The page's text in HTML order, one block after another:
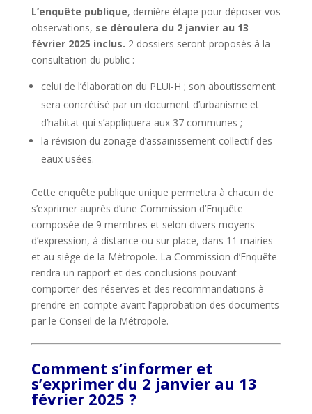
L’enquête publique, dernière étape pour déposer vos
observations, se déroulera du 2 janvier au 13
février 2025 inclus. 2 dossiers seront proposés à la
consultation du public :
celui de l’élaboration du PLUi-H ; son aboutissement
sera concrétisé par un document d’urbanisme et
d’habitat qui s’appliquera aux 37 communes ;
la révision du zonage d’assainissement collectif des
eaux usées.
Cette enquête publique unique permettra à chacun de
s’exprimer auprès d’une Commission d’Enquête
composée de 9 membres et selon divers moyens
d’expression, à distance ou sur place, dans 11 mairies
et au siège de la Métropole. La Commission d’Enquête
rendra un rapport et des conclusions pouvant
comporter des réserves et des recommandations à
prendre en compte avant l’approbation des documents
par le Conseil de la Métropole.
Comment s’informer et
s’exprimer du 2 janvier au 13
février 2025 ?